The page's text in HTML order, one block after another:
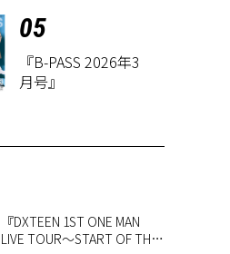
月27日に発売
05
『B-PASS 2026年3
月号』
『DXTEEN 1ST ONE MAN
LIVE TOUR〜START OF THE